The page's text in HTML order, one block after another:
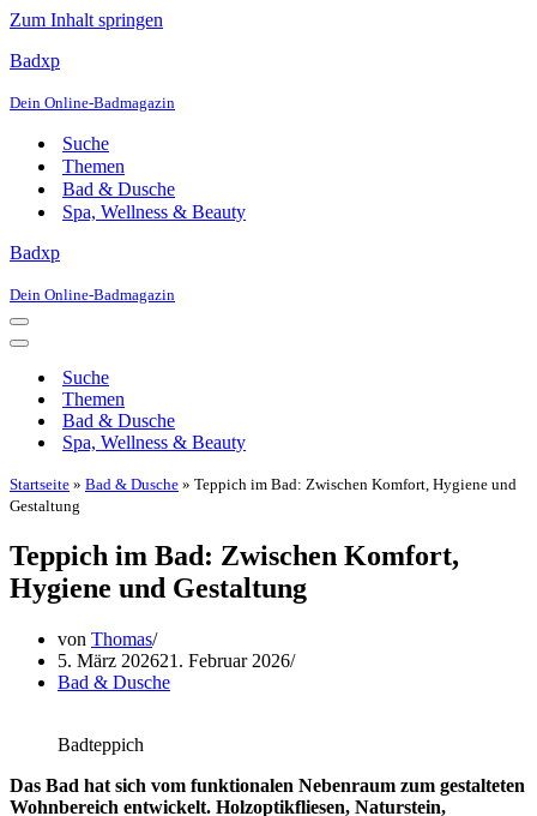
Zum Inhalt springen
Badxp
Dein Online-Badmagazin
Suche
Themen
Bad & Dusche
Spa, Wellness & Beauty
Badxp
Dein Online-Badmagazin
Navigationsmenü
Navigationsmenü
Suche
Themen
Bad & Dusche
Spa, Wellness & Beauty
Startseite » Bad & Dusche » Teppich im Bad: Zwischen Komfort, Hygiene und
Gestaltung
Teppich im Bad: Zwischen Komfort,
Hygiene und Gestaltung
von Thomas
5. März 202621. Februar 2026
Bad & Dusche
Badteppich
Das Bad hat sich vom funktionalen Nebenraum zum gestalteten
Wohnbereich entwickelt. Holzoptikfliesen, Naturstein,